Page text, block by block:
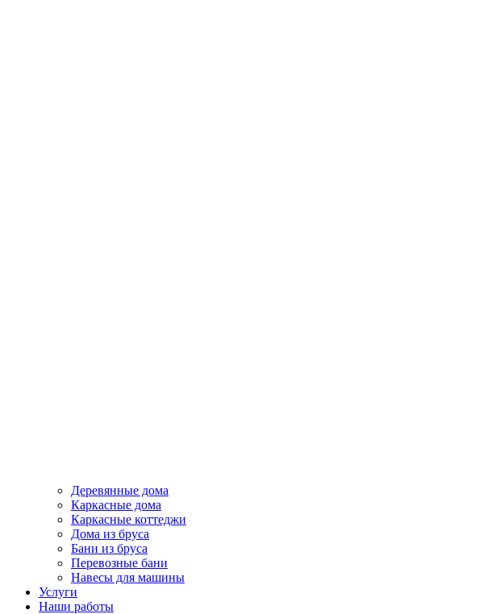
Деревянные дома
Каркасные дома
Каркасные коттеджи
Дома из бруса
Бани из бруса
Перевозные бани
Навесы для машины
Услуги
Наши работы